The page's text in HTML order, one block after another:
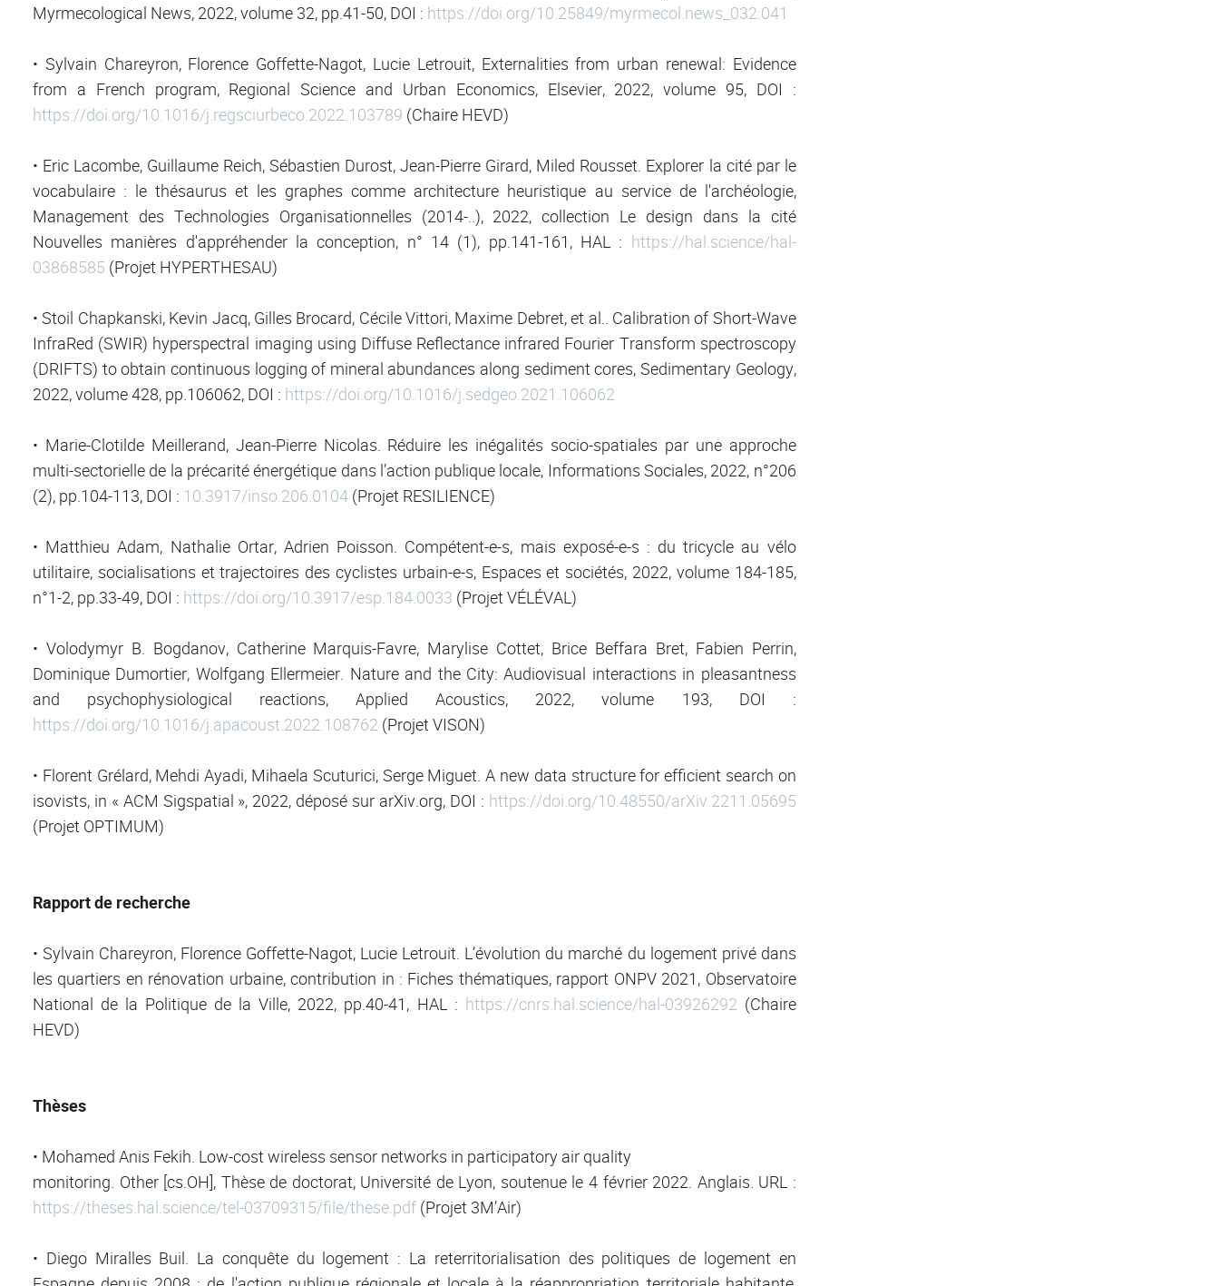
Myrmecological News, 2022, volume 32, pp.41-50, DOI : https://doi.org/10.25849/myrmecol.news_032:041
• Sylvain Chareyron, Florence Goffette-Nagot, Lucie Letrouit, Externalities from urban renewal: Evidence
from a French program, Regional Science and Urban Economics, Elsevier, 2022, volume 95, DOI :
https://doi.org/10.1016/j.regsciurbeco.2022.103789 (Chaire HEVD)
• Eric Lacombe, Guillaume Reich, Sébastien Durost, Jean-Pierre Girard, Miled Rousset. Explorer la cité par le
vocabulaire : le thésaurus et les graphes comme architecture heuristique au service de l'archéologie,
Management des Technologies Organisationnelles (2014-..), 2022, collection Le design dans la cité
Nouvelles manières d'appréhender la conception, n° 14 (1), pp.141-161, HAL : https://hal.science/hal-
03868585 (Projet HYPERTHESAU)
• Stoil Chapkanski, Kevin Jacq, Gilles Brocard, Cécile Vittori, Maxime Debret, et al.. Calibration of Short-Wave
InfraRed (SWIR) hyperspectral imaging using Diffuse Reflectance infrared Fourier Transform spectroscopy
(DRIFTS) to obtain continuous logging of mineral abundances along sediment cores, Sedimentary Geology,
2022, volume 428, pp.106062, DOI : https://doi.org/10.1016/j.sedgeo.2021.106062
• Marie-Clotilde Meillerand, Jean-Pierre Nicolas. Réduire les inégalités socio-spatiales par une approche
multi-sectorielle de la précarité énergétique dans l’action publique locale, Informations Sociales, 2022, n°206
(2), pp.104-113, DOI : 10.3917/inso.206.0104 (Projet RESILIENCE)
• Matthieu Adam, Nathalie Ortar, Adrien Poisson. Compétent-e-s, mais exposé-e-s : du tricycle au vélo
utilitaire, socialisations et trajectoires des cyclistes urbain-e-s, Espaces et sociétés, 2022, volume 184-185,
n°1-2, pp.33-49, DOI : https://doi.org/10.3917/esp.184.0033 (Projet VÉLÉVAL)
• Volodymyr B. Bogdanov, Catherine Marquis-Favre, Marylise Cottet, Brice Beffara Bret, Fabien Perrin,
Dominique Dumortier, Wolfgang Ellermeier. Nature and the City: Audiovisual interactions in pleasantness
and psychophysiological reactions, Applied Acoustics, 2022, volume 193, DOI :
https://doi.org/10.1016/j.apacoust.2022.108762 (Projet VISON)
• Florent Grélard, Mehdi Ayadi, Mihaela Scuturici, Serge Miguet. A new data structure for efficient search on
isovists, in « ACM Sigspatial », 2022, déposé sur arXiv.org, DOI : https://doi.org/10.48550/arXiv.2211.05695
(Projet OPTIMUM)
Rapport de recherche
• Sylvain Chareyron, Florence Goffette-Nagot, Lucie Letrouit. L’évolution du marché du logement privé dans
les quartiers en rénovation urbaine, contribution in : Fiches thématiques, rapport ONPV 2021, Observatoire
National de la Politique de la Ville, 2022, pp.40-41, HAL : https://cnrs.hal.science/hal-03926292 (Chaire
HEVD)
Thèses
• Mohamed Anis Fekih. Low-cost wireless sensor networks in participatory air quality
monitoring. Other [cs.OH], Thèse de doctorat, Université de Lyon, soutenue le 4 février 2022. Anglais. URL :
https://theses.hal.science/tel-03709315/file/these.pdf (Projet 3M’Air)
• Diego Miralles Buil. La conquête du logement : La reterritorialisation des politiques de logement en